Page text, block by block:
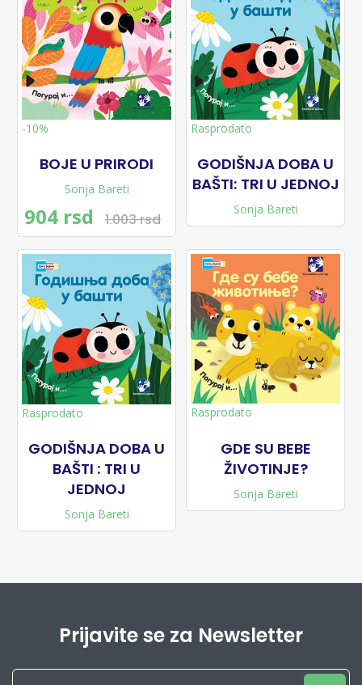
-10%
BOJE U PRIRODI
Sonja Bareti
904 rsd 1.003 rsd
Rasprodato
GODIŠNJA DOBA U
BAŠTI: TRI U JEDNOJ
Sonja Bareti
Rasprodato
GODIŠNJA DOBA U
BAŠTI : TRI U
JEDNOJ
Sonja Bareti
Rasprodato
GDE SU BEBE
ŽIVOTINJE?
Sonja Bareti
Prijavite se za Newsletter